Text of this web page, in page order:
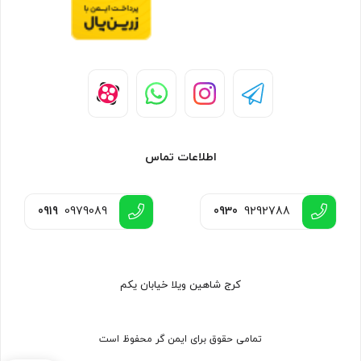
اطلاعات تماس
0930 9292788
0919 0979089
کرج شاهین ویلا خیابان یکم
تمامی حقوق برای ایمن گر محفوظ است